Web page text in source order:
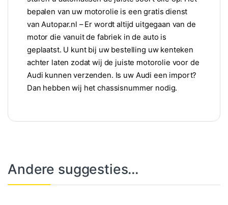
bepalen van uw motorolie is een gratis dienst
van Autopar.nl – Er wordt altijd uitgegaan van de
motor die vanuit de fabriek in de auto is
geplaatst. U kunt bij uw bestelling uw kenteken
achter laten zodat wij de juiste motorolie voor de
Audi kunnen verzenden. Is uw Audi een import?
Dan hebben wij het chassisnummer nodig.
Andere suggesties…